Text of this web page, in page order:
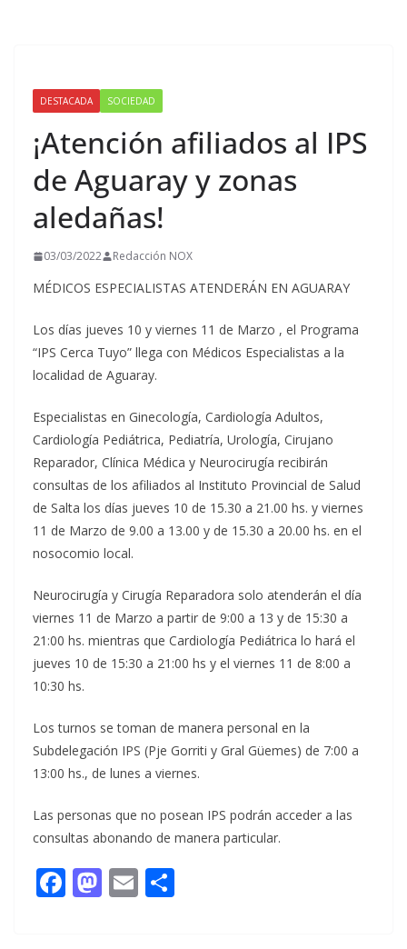
DESTACADA SOCIEDAD
¡Atención afiliados al IPS
de Aguaray y zonas
aledañas!
03/03/2022 Redacción NOX
MÉDICOS ESPECIALISTAS ATENDERÁN EN AGUARAY
Los días jueves 10 y viernes 11 de Marzo , el Programa
“IPS Cerca Tuyo” llega con Médicos Especialistas a la
localidad de Aguaray.
Especialistas en Ginecología, Cardiología Adultos,
Cardiología Pediátrica, Pediatría, Urología, Cirujano
Reparador, Clínica Médica y Neurocirugía recibirán
consultas de los afiliados al Instituto Provincial de Salud
de Salta los días jueves 10 de 15.30 a 21.00 hs. y viernes
11 de Marzo de 9.00 a 13.00 y de 15.30 a 20.00 hs. en el
nosocomio local.
Neurocirugía y Cirugía Reparadora solo atenderán el día
viernes 11 de Marzo a partir de 9:00 a 13 y de 15:30 a
21:00 hs. mientras que Cardiología Pediátrica lo hará el
jueves 10 de 15:30 a 21:00 hs y el viernes 11 de 8:00 a
10:30 hs.
Los turnos se toman de manera personal en la
Subdelegación IPS (Pje Gorriti y Gral Güemes) de 7:00 a
13:00 hs., de lunes a viernes.
Las personas que no posean IPS podrán acceder a las
consultas abonando de manera particular.
F M E